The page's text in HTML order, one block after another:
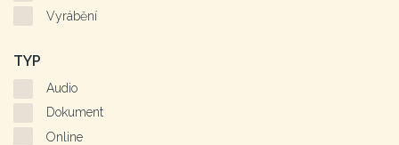
Vyrábění
TYP
Audio
Dokument
Online